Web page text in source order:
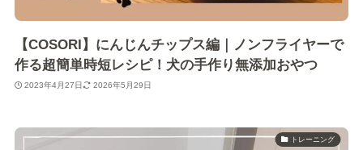
【COSORI】にんじんチップス編｜ノンフライヤーで
作る超簡単時短レシピ！犬の手作り無添加おやつ
2023年4月27日 2026年5月29日
トレーニング